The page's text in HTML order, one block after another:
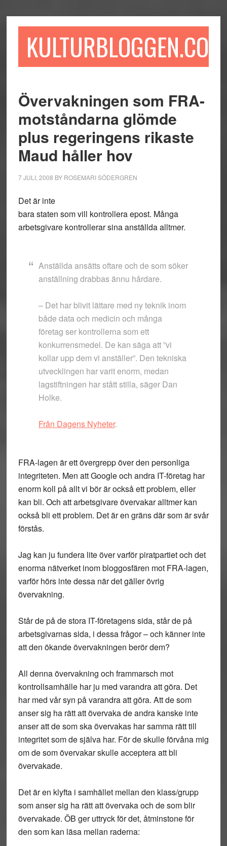
till
till
sidofältet
till
KULTURBLOGGEN.COM
Övervakningen som FRA-
motståndarna glömde
plus regeringens rikaste
Maud håller hov
7 JULI, 2008 BY ROSEMARI SÖDERGREN
Det är inte
bara staten som vill kontrollera epost. Många
arbetsgivare kontrollerar sina anställda alltmer.
Anställda ansätts oftare och de som söker
anställning drabbas ännu hårdare.
– Det har blivit lättare med ny teknik inom
både data och medicin och många
företag ser kontrollerna som ett
konkurrensmedel. De kan säga att ”vi
kollar upp dem vi anställer”. Den tekniska
utvecklingen har varit enorm, medan
lagstiftningen har stått stilla, säger Dan
Holke.
Från Dagens Nyheter.
FRA-lagen är ett övergrepp över den personliga
integriteten. Men att Google och andra IT-företag har
enorm koll på allt vi bör är också ett problem, eller
kan bli. Och att arbetsgivare övervakar alltmer kan
också bli ett problem. Det är en gräns där som är svår
förstås.
Jag kan ju fundera lite över varför piratpartiet och det
enorma nätverket inom bloggosfären mot FRA-lagen,
varför hörs inte dessa när det gäller övrig
övervakning.
Står de på de stora IT-företagens sida, står de på
arbetsgivarnas sida, i dessa frågor – och känner inte
att den ökande övervakningen berör dem?
All denna övervakning och frammarsch mot
kontrollsamhälle har ju med varandra att göra. Det
har med vår syn på varandra att göra. Att de som
anser sig ha rätt att övervaka de andra kanske inte
anser att de som ska övervakas har samma rätt till
integritet som de själva har. För de skulle förvåna mig
om de som övervakar skulle acceptera att bli
övervakade.
Det är en klyfta i samhället mellan den klass/grupp
som anser sig ha rätt att övervaka och de som blir
övervakade. ÖB ger uttryck för det, åtminstone för
den som kan läsa mellan raderna: